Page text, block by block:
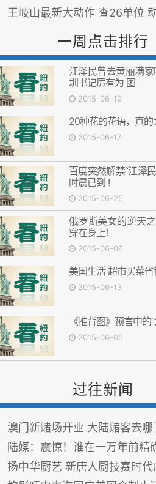
王岐山最新大动作 查26单位 动到中
一周点击排行
江泽民曾去黄丽满
圳书记厉有为 图
2015-06-19
20种花的花语，真的
2015-06-17
百度突然解禁“江泽民
时晨已到 !
2015-06-25
俄罗斯美女的逆天
穿在身上！
2015-06-06
美国生活 超市买菜省
2015-06-13
《推背图》预言中的
2015-06-05
过往新闻
澳门新赌场开业 大陆赌客去哪
陆媒：震惊！谁在一万年前精确勘
扬中华厨艺 新唐人厨技赛时代